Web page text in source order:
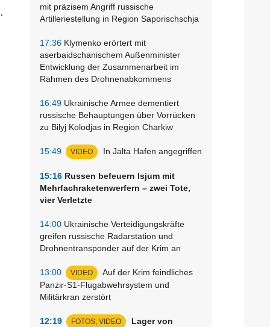
mit präzisem Angriff russische
Artilleriestellung in Region Saporischschja
17:36 Klymenko erörtert mit
aserbaidschanischem Außenminister
Entwicklung der Zusammenarbeit im
Rahmen des Drohnenabkommens
16:49 Ukrainische Armee dementiert
russische Behauptungen über Vorrücken
zu Bilyj Kolodjas in Region Charkiw
15:49 VIDEO In Jalta Hafen angegriffen
15:16 Russen befeuern Isjum mit
Mehrfachraketenwerfern – zwei Tote,
vier Verletzte
14:00 Ukrainische Verteidigungskräfte
greifen russische Radarstation und
Drohnentransponder auf der Krim an
13:00 VIDEO
Auf der Krim feindliches
Panzir-S1-Flugabwehrsystem und
Militärkran zerstört
12:19 FOTOS, VIDEO
Lager von